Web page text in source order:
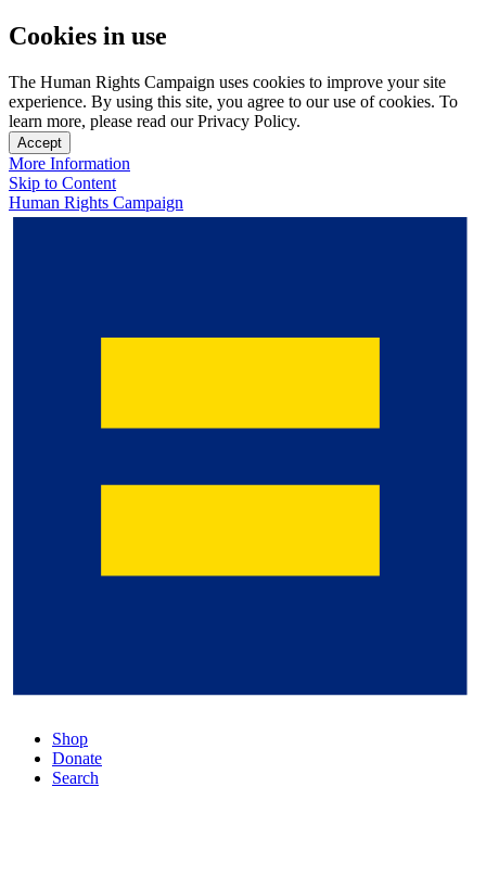
Cookies in use
The Human Rights Campaign uses cookies to improve your site
experience. By using this site, you agree to our use of cookies. To
learn more, please read our Privacy Policy.
Accept
More Information
Skip to Content
Human Rights Campaign
Shop
Donate
Search